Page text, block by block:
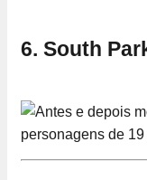
6. South